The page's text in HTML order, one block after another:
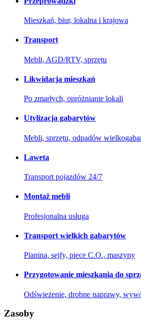
Mieszkań, biur, lokalna i krajowa
Transport
Mebli, AGD/RTV, sprzętu
Likwidacja mieszkań
Po zmarłych, opróżnianie lokali
Utylizacja gabarytów
Mebli, sprzętu, odpadów
Laweta
Transport pojazdów 24/7
Montaż mebli
Profesjonalna usługa
Transport wielkich gabarytów
Pianina, sejfy, piece C.O., maszyny
Przygotowanie mieszkania do
Odświeżenie, drobne naprawy,
Zasoby